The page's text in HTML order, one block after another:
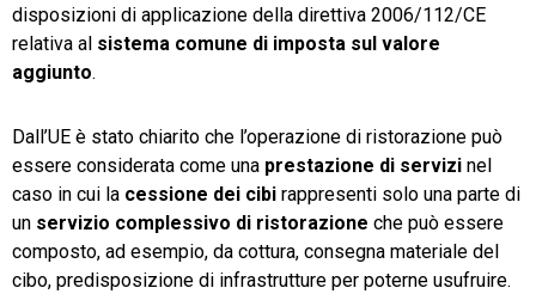
disposizioni di applicazione della direttiva 2006/112/CE
relativa al sistema comune di imposta sul valore
aggiunto.
Dall’UE è stato chiarito che l’operazione di ristorazione può
essere considerata come una prestazione di servizi nel
caso in cui la cessione dei cibi rappresenti solo una parte di
un servizio complessivo di ristorazione che può essere
composto, ad esempio, da cottura, consegna materiale del
cibo, predisposizione di infrastrutture per poterne usufruire.